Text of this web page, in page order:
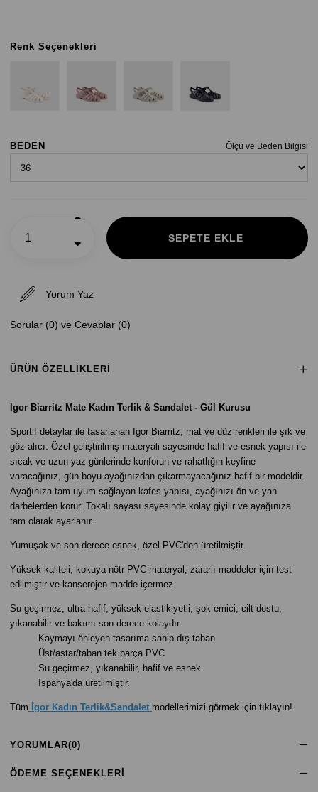
Renk Seçenekleri
Ölçü ve Beden Bilgisi
BEDEN
Yorum Yaz
Sorular (0) ve Cevaplar (0)
ÜRÜN ÖZELLIKLERI
Igor Biarritz Mate Kadın Terlik & Sandalet - Gül Kurusu
Sportif detaylar ile tasarlanan Igor Biarritz, mat ve düz renkleri ile şık ve
göz alıcı. Özel geliştirilmiş materyali sayesinde hafif ve esnek yapısı ile
sıcak ve uzun yaz günlerinde konforun ve rahatlığın keyfine
varacağınız, gün boyu ayağınızdan çıkarmayacağınız hafif bir modeldir.
Ayağınıza tam uyum sağlayan kafes yapısı, ayağınızı ön ve yan
darbelerden korur. Tokalı sayası sayesinde kolay giyilir ve ayağınıza
tam olarak ayarlanır.
Yumuşak ve son derece esnek, özel PVC'den üretilmiştir.
Yüksek kaliteli, kokuya-nötr PVC materyal, zararlı maddeler için test
edilmiştir ve kanserojen madde içermez.
Su geçirmez, ultra hafif, yüksek elastikiyetli, şok emici, cilt dostu,
yıkanabilir ve bakımı son derece kolaydır.
Kaymayı önleyen tasarıma sahip dış taban
Üst/astar/taban tek parça PVC
Su geçirmez, yıkanabilir, hafif ve esnek
İspanya'da üretilmiştir.
Tüm İgor Kadın Terlik&Sandalet modellerimizi görmek için tıklayın!
YORUMLAR(0)
ÖDEME SEÇENEKLERI